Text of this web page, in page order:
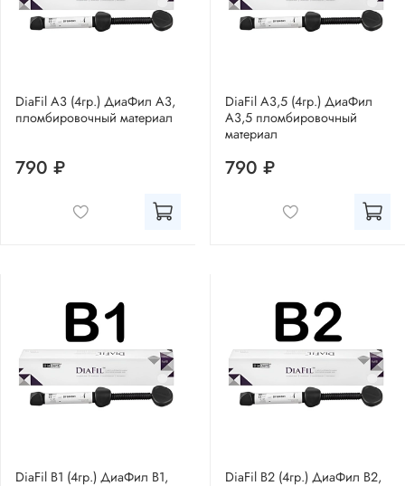
DiaFil A3 (4гр.) ДиаФил А3,
пломбировочный материал
790 ₽
DiaFil A3,5 (4гр.) ДиаФил
А3,5 пломбировочный
материал
790 ₽
DiaFil B1 (4гр.) ДиаФил В1,
DiaFil B2 (4гр.) ДиаФил В2,